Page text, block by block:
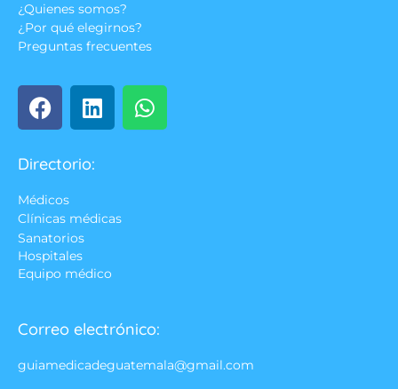
¿Quienes somos?
¿Por qué elegirnos?
Preguntas frecuentes
Directorio:
Médicos
Clínicas médicas
Sanatorios
Hospitales
Equipo médico
Correo electrónico:
guiamedicadeguatemala@gmail.com